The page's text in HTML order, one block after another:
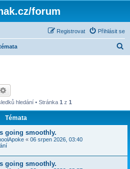
forum
Přihlásit se
Registrovat
hledání • Stránka 1 z 1
Témata
going smoothly.
« 06 srpen 2026, 03:40
going smoothly.